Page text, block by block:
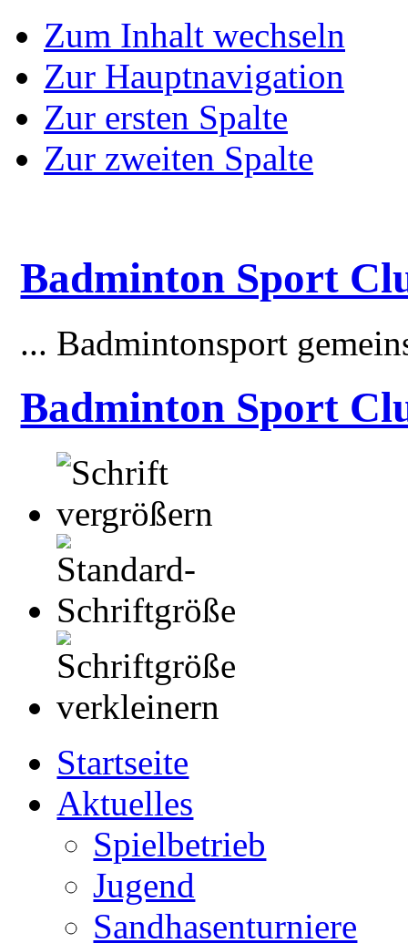
Zum Inhalt wechseln
Zur Hauptnavigation
Zur ersten Spalte
Zur zweiten Spalte
Badminton Sport
... Badmintonsport
Badminton Sport
Startseite
Aktuelles
Spielbetrieb
Jugend
Sandhasenturniere